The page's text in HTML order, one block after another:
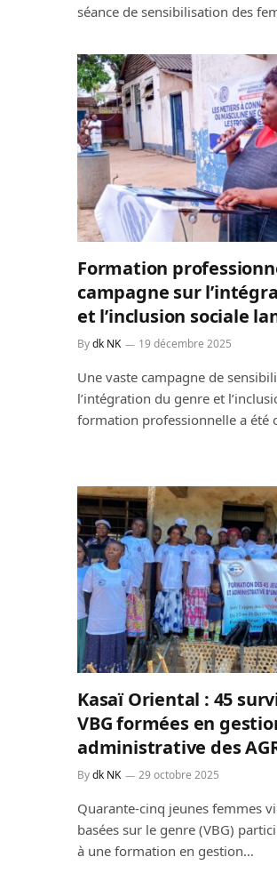
séance de sensibilisation des
Formation
campagne sur
et l’inclusion sociale
Bydk NK 19 décembre 2025
Une vaste campagne de
l’intégration du genre et
formation professionnelle a été
Kasaï Oriental : 45
VBG formées en
administrative des
Bydk NK 29 octobre 2025
Quarante-cinq jeunes femmes
basées sur le genre (VBG)
à une formation en gestion…